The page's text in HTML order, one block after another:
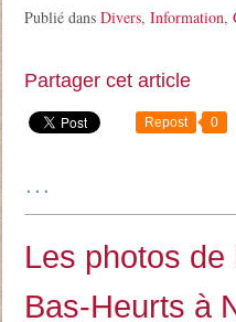
Publié dans Divers, Information,
Partager cet article
Repost 0
…
Les photos
Bas-Heurts à